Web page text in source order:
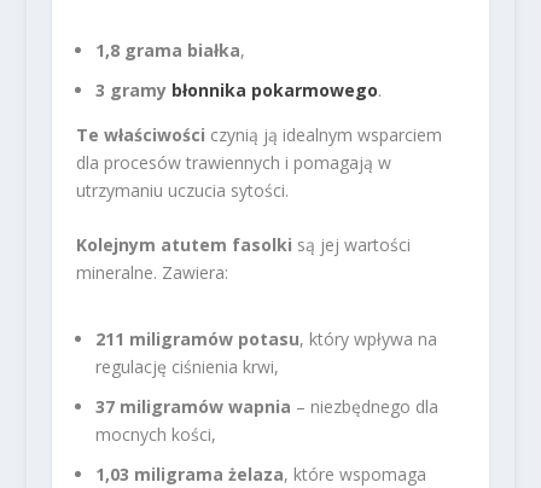
1,8 grama białka,
3 gramy błonnika pokarmowego.
Te właściwości czynią ją idealnym wsparciem
dla procesów trawiennych i pomagają w
utrzymaniu uczucia sytości.
Kolejnym atutem fasolki są jej wartości
mineralne. Zawiera:
211 miligramów potasu, który wpływa na
regulację ciśnienia krwi,
37 miligramów wapnia – niezbędnego dla
mocnych kości,
1,03 miligrama żelaza, które wspomaga